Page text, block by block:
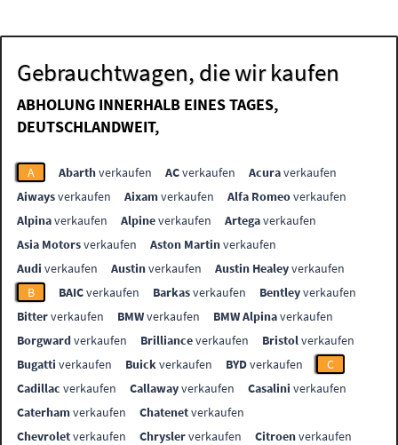
Gebrauchtwagen, die wir kaufen
ABHOLUNG INNERHALB EINES TAGES,
DEUTSCHLANDWEIT,
A Abarthverkaufen ACverkaufen Acuraverkaufen
Aiwaysverkaufen Aixamverkaufen Alfa Romeoverkaufen
Alpinaverkaufen Alpineverkaufen Artegaverkaufen
Asia Motorsverkaufen Aston Martinverkaufen
Audi verkaufen Austinverkaufen Austin Healeyverkaufen
B
BAICverkaufen Barkasverkaufen Bentleyverkaufen
Bitterverkaufen BMWverkaufen BMW Alpinaverkaufen
Borgwardverkaufen Brillianceverkaufen Bristolverkaufen
Bugatti verkaufen Buickverkaufen BYDverkaufen
C
Cadillac verkaufen Callawayverkaufen Casalini verkaufen
Caterhamverkaufen Chatenetverkaufen
Chevroletverkaufen Chryslerverkaufen Citroenverkaufen